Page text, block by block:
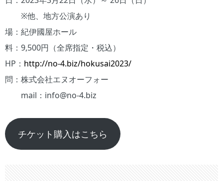
※他、地方公演あり
場：紀伊國屋ホール
料：9,500円（全席指定・税込）
HP： http://no-4.biz/hokusai2023/
問：株式会社エヌオーフォー
mail：info@no-4.biz
チケット購入はこちら